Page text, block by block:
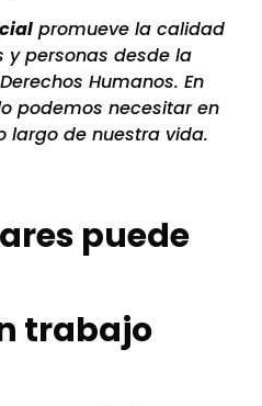
promueve la calidad
y personas desde la
Humanos. En
podemos necesitar en
largo de nuestra vida.
puede
trabajo